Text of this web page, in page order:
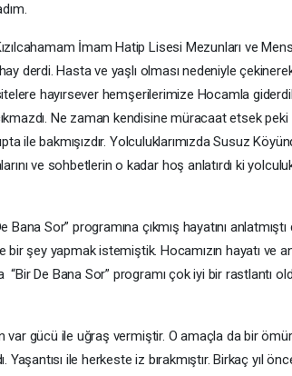
İmam Hatip Lisesi Mezunları ve
derdi. Hasta ve yaşlı olması nedeniyle
hayırsever hemşerilerimize Hocamla
Ne zaman kendisine müracaat etsek peki
ile bakmışızdır. Yolculuklarımızda Susuz
ve sohbetlerin o kadar hoş anlatırdı ki
Sor” programına çıkmış hayatını anlatmıştı
şey yapmak istemiştik. Hocamızın hayatı ve
De Bana Sor” programı çok iyi bir rastlantı
var gücü ile uğraş vermiştir. O amaçla da bir ömür
ile herkeste iz bırakmıştır. Birkaç yıl